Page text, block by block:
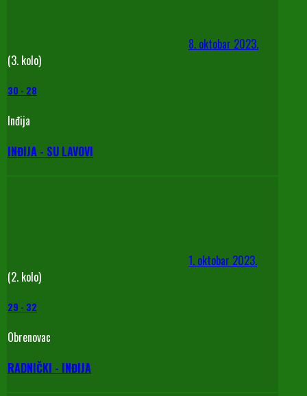
8. oktobar 2023.
(3. kolo)
30 - 28
Inđija
INĐIJA - SU LAVOVI
1. oktobar 2023.
(2. kolo)
29 - 32
Obrenovac
RADNIČKI - INĐIJA